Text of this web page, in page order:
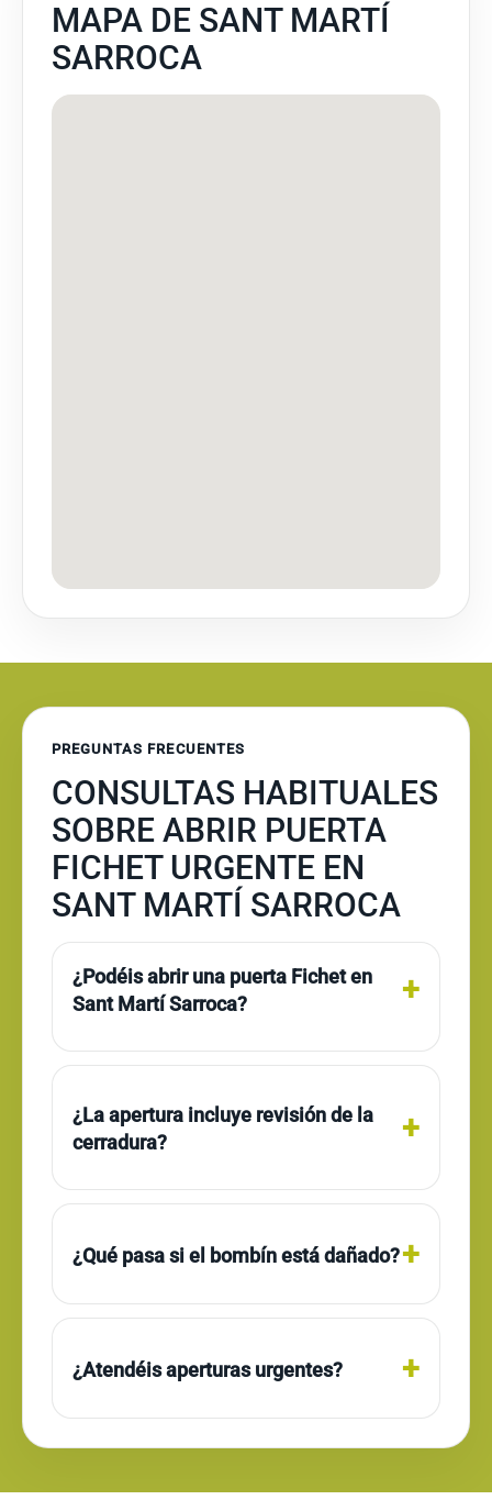
MAPA DE SANT MARTÍ
SARROCA
PREGUNTAS FRECUENTES
CONSULTAS HABITUALES
SOBRE ABRIR PUERTA
FICHET URGENTE EN
SANT MARTÍ SARROCA
¿Podéis abrir una puerta Fichet en
Sant Martí Sarroca?
¿La apertura incluye revisión de la
cerradura?
¿Qué pasa si el bombín está dañado?
¿Atendéis aperturas urgentes?